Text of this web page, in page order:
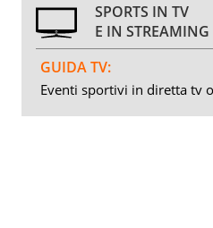
SPORTS IN TV
E IN STREAMING
GUIDA TV:
Eventi sportivi in diretta tv